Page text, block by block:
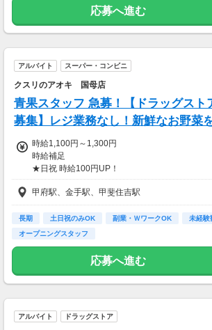
★入社祝い金対象店舗★
～2026/4/21までの期間に応募され、
入社3ヶ月経過後、
翌月1日在籍確認。
応募へ進む
アルバイト スーパー・コンビニ
クスリのアオキ 国母店
青果スタッフ 急募！【ドラッグスト
募集】レジ業務なし！新鮮なお野菜
時給1,100円～1,300円
時給補足
★日祝 時給100円UP！
8：30～17：00★時給1100円
17：00～22：00★時給1200円
★入社祝い金対象店舗★
～2026/4/21までの期間に応募され、
採用なられた方対象
入社3ヶ月経過後、
甲府駅、金手駅、甲斐住吉駅
長期 土日祝のみOK 副業・ＷワークOK 未経験
オープニングスタッフ
応募へ進む
アルバイト ドラッグストア